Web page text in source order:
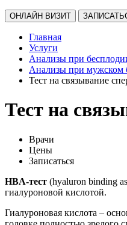
ОНЛАЙН ВИЗИТ
Главная
Услуги
Анализы при
Анализы при мужском
Тест на связывание
Тест на
Врачи
Цены
Записаться
HBA-тест (hyaluron binding
гиалуроновой кислотой.
Гиалуроновая кислота –